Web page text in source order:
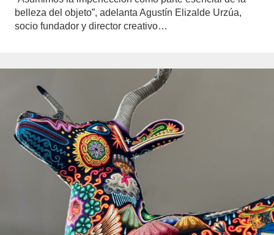
belleza del objeto”, adelanta Agustín Elizalde Urzúa,
socio fundador y director creativo…